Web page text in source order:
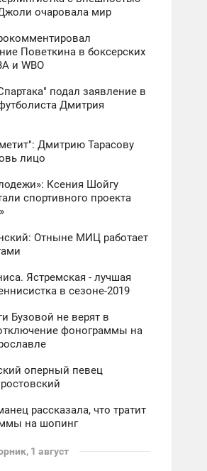
очаровала мир
Поветкина в боксерских
и WBO
подал заявление в
Дмитрия
Дмитрию Тарасову
лицо
Ксения Шойгу
спортивного проекта
Отныне МИЦ работает
Ястремская - лучшая
в сезоне-2019
Бузовой не верят в
фонограммы на
оперный певец
рассказала, что тратит
на шопинг
1 август